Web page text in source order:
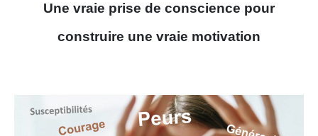
Une vraie prise de conscience pour
construire une vraie motivation